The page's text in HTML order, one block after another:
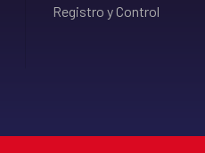
Registro y Control